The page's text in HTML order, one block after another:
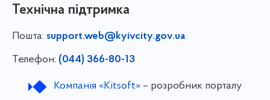
Технічна підтримка
Пошта: support.web@kyivcity.gov.ua
Телефон: (044) 366-80-13
Компанія «Kitsoft»– розробник порталу